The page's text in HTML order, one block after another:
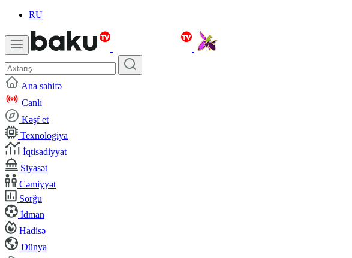
RU
Ana səhifə
Canlı
Kəşf et
Texnologiya
İqtisadiyyat
Siyasət
Cəmiyyət
Sorğu
İdman
Hadisə
Dünya